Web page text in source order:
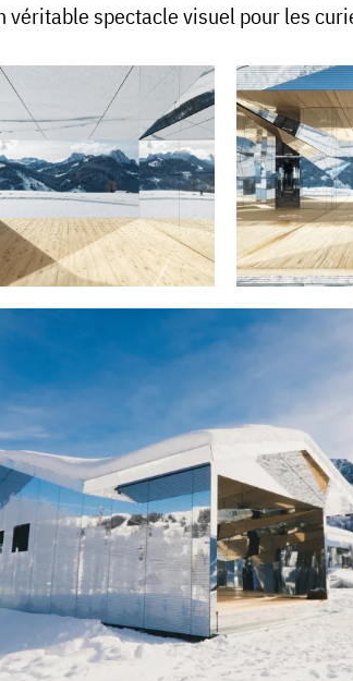
véritable spectacle visuel pour les